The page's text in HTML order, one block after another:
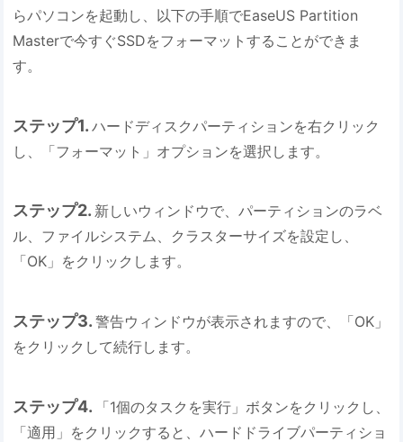
らパソコンを起動し、以下の手順でEaseUS Partition
Masterで今すぐSSDをフォーマットすることができま
す。
ステップ1.ハードディスクパーティションを右クリック
し、「フォーマット」オプションを選択します。
ステップ2. 新しいウィンドウで、パーティションのラベ
ル、ファイルシステム、クラスターサイズを設定し、
「OK」をクリックします。
ステップ3.警告ウィンドウが表示されますので、「OK」
をクリックして続行します。
ステップ4.
「1個のタスクを実行」ボタンをクリックし、
「適用」をクリックすると、ハードドライブパーティショ